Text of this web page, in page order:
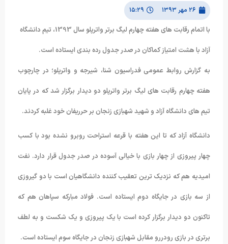
۲۶ مهر ۱۳۹۳ ۱۵:۲۹
با اتمام رقابت های هفته چهارم لیگ برتر واترپلو سال 1393، تیم دانشگاه
آزاد با هشت امتیاز کماکان در صدر جدول رده بندی ایستاده است.
به گزارش روابط عمومی فدراسیون شنا، شیرجه و واترپلو؛ در چارچوب
هفته چهارم رقابت های لیگ برتر واترپلو دو دیدار برگزار شد که در پایان
تیم های دانشگاه آزاد و شهید شهبازی زنجان بر حرریفان خود غلبه کردند.
دانشگاه آزاد که تا این هفته با قرعه استراحت روبرو نشده بود با کسب
چهار پیروزی از چهار بازی با خیالی آسوده در صدر جدول قرار دارد. نفت
امیدیه هم که نزدیک ترین تعقیب کننده دانشگاهیان است با دو گیروزی
از سه بازی در جایگاه دوم ایستاده است. فولاد مبارکه سپاهان هم که
تاکنون دو دیدار برگزار کرده است با یک پیروزی و یک شکست و به لطف
برتری در بازی رودررو مقابل شهبازی زنجان در جایگاه سوم ایستاده است.